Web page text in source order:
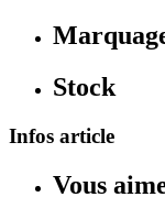
Stock
Infos article
Vous